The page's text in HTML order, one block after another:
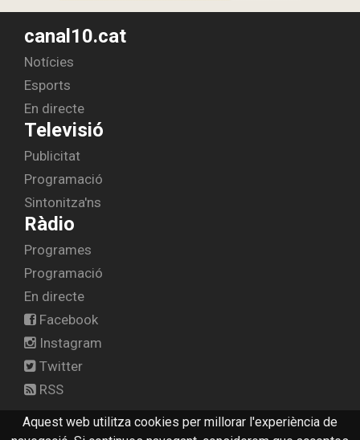
Aquest web utilitza cookies per millorar l'experiència de
canal10.cat
Notícies
Esports
En directe
Televisió
Publicitat
Programació
Sintonitza'ns
Ràdio
Programes
Programació
En directe
Facebook
Instagram
Twitter
RSS